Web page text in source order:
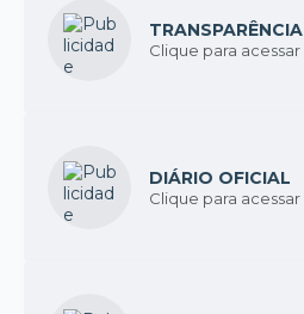
TRANSPARÊNCIA
Clique para acessar
DIÁRIO OFICIAL
Clique para acessar